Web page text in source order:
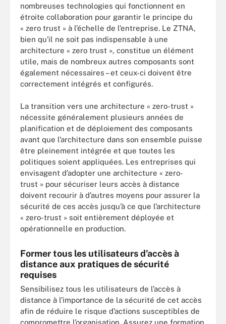
nombreuses technologies qui fonctionnent en
étroite collaboration pour garantir le principe du
« zero trust » à l’échelle de l’entreprise. Le ZTNA,
bien qu’il ne soit pas indispensable à une
architecture « zero trust », constitue un élément
utile, mais de nombreux autres composants sont
également nécessaires – et ceux-ci doivent être
correctement intégrés et configurés.
La transition vers une architecture « zero-trust »
nécessite généralement plusieurs années de
planification et de déploiement des composants
avant que l’architecture dans son ensemble puisse
être pleinement intégrée et que toutes les
politiques soient appliquées. Les entreprises qui
envisagent d’adopter une architecture « zero-
trust » pour sécuriser leurs accès à distance
doivent recourir à d’autres moyens pour assurer la
sécurité de ces accès jusqu’à ce que l’architecture
« zero-trust » soit entièrement déployée et
opérationnelle en production.
Former tous les utilisateurs d’accès à
distance aux pratiques de sécurité
requises
Sensibilisez tous les utilisateurs de l’accès à
distance à l’importance de la sécurité de cet accès
afin de réduire le risque d’actions susceptibles de
compromettre l’organisation. Assurez une formation